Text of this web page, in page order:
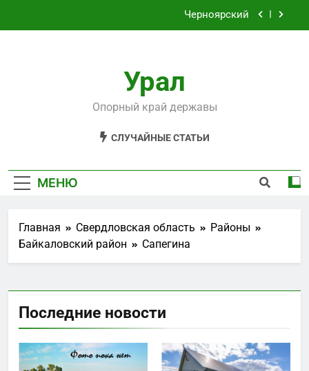
Черноярский
Староуткинск
Черноярский
Урал
Опорный край державы
СЛУЧАЙНЫЕ СТАТЬИ
МЕНЮ
Главная Свердловская область
Районы
Байкаловский район
Сапегина
Последние новости